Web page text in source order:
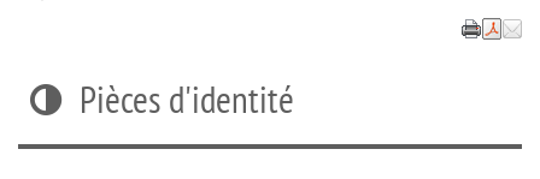
Pièces d'identité